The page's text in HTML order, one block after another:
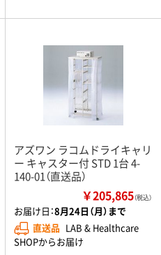
アズワン ラコムドライキャリ
ー キャスター付 STD 1台 4-
140-01（直送品）
￥205,865（税込）
お届け日：8月24日（月）まで
直送品 LAB & Healthcare
SHOPからお届け